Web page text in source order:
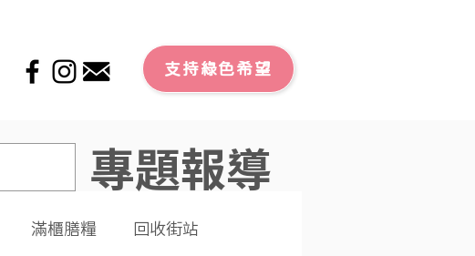
支持綠色希望
專題報導
滿櫃膳糧 回收街站